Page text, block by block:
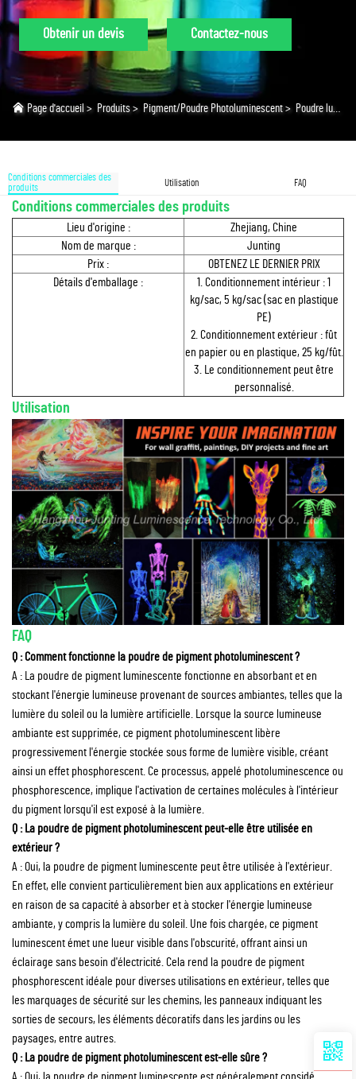
Obtenir un devis Contactez-nous
Page d'accueil > Produits > Pigment/Poudre Photoluminescent > Poudre luminescente étanche
Conditions commerciales des
produits
Utilisation FAQ
Conditions commerciales des produits
Lieu d'origine :
Zhejiang, Chine
Nom de marque :
Junting
Prix :
OBTENEZ LE DERNIER PRIX
Détails d'emballage :
1. Conditionnement intérieur : 1
kg/sac, 5 kg/sac (sac en plastique
PE)
2. Conditionnement extérieur : fût
en papier ou en plastique, 25 kg/fût.
3. Le conditionnement peut être
personnalisé.
Utilisation
FAQ
Q : Comment fonctionne la poudre de pigment photoluminescent ?
A : La poudre de pigment luminescente fonctionne en absorbant et en
stockant l'énergie lumineuse provenant de sources ambiantes, telles que la
lumière du soleil ou la lumière artificielle. Lorsque la source lumineuse
ambiante est supprimée, ce pigment photoluminescent libère
progressivement l'énergie stockée sous forme de lumière visible, créant
ainsi un effet phosphorescent. Ce processus, appelé photoluminescence ou
phosphorescence, implique l'activation de certaines molécules à l'intérieur
du pigment lorsqu'il est exposé à la lumière.
Q : La poudre de pigment photoluminescent peut-elle être utilisée en
extérieur ?
A : Oui, la poudre de pigment luminescente peut être utilisée à l'extérieur.
En effet, elle convient particulièrement bien aux applications en extérieur
en raison de sa capacité à absorber et à stocker l'énergie lumineuse
ambiante, y compris la lumière du soleil. Une fois chargée, ce pigment
luminescent émet une lueur visible dans l'obscurité, offrant ainsi un
éclairage sans besoin d'électricité. Cela rend la poudre de pigment
phosphorescent idéale pour diverses utilisations en extérieur, telles que
les marquages de sécurité sur les chemins, les panneaux indiquant les
sorties de secours, les éléments décoratifs dans les jardins ou les
paysages, entre autres.
Q : La poudre de pigment photoluminescent est-elle sûre ?
A : Oui, la poudre de pigment luminescente est généralement considérée